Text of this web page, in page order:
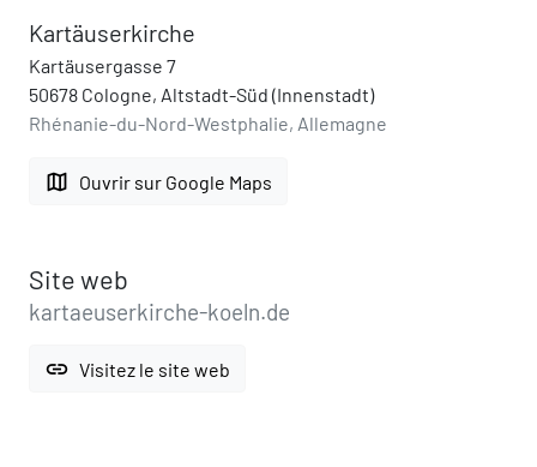
Kartäuserkirche
Kartäusergasse 7
50678 Cologne, Altstadt-Süd (Innenstadt)
Rhénanie-du-Nord-Westphalie, Allemagne
map Ouvrir sur Google Maps
Site web
kartaeuserkirche-koeln.de
link Visitez le site web